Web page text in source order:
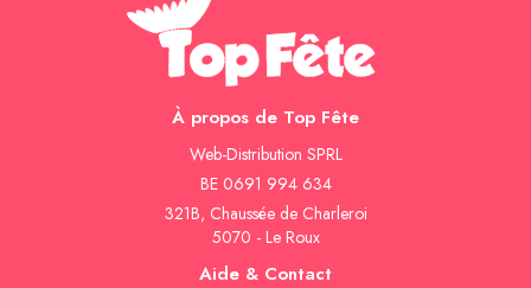
À propos de Top Fête
Web-Distribution SPRL
BE 0691 994 634
321B, Chaussée de Charleroi
5070 - Le Roux
Aide & Contact